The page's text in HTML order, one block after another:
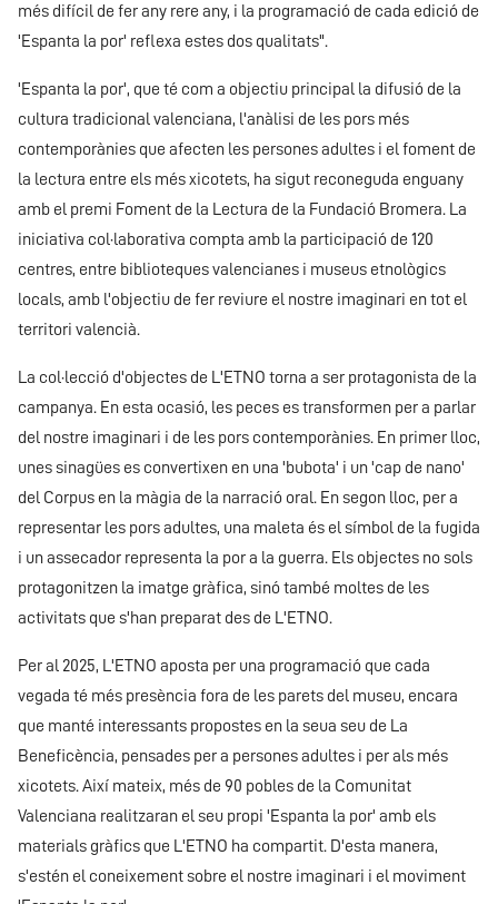
més difícil de fer any rere any, i la programació de cada edició de
'Espanta la por' reflexa estes dos qualitats".
'Espanta la por', que té com a objectiu principal la difusió de la
cultura tradicional valenciana, l'anàlisi de les pors més
contemporànies que afecten les persones adultes i el foment de
la lectura entre els més xicotets, ha sigut reconeguda enguany
amb el premi Foment de la Lectura de la Fundació Bromera. La
iniciativa col·laborativa compta amb la participació de 120
centres, entre biblioteques valencianes i museus etnològics
locals, amb l'objectiu de fer reviure el nostre imaginari en tot el
territori valencià.
La col·lecció d'objectes de L'ETNO torna a ser protagonista de la
campanya. En esta ocasió, les peces es transformen per a parlar
del nostre imaginari i de les pors contemporànies. En primer lloc,
unes sinagües es convertixen en una 'bubota' i un 'cap de nano'
del Corpus en la màgia de la narració oral. En segon lloc, per a
representar les pors adultes, una maleta és el símbol de la fugida
i un assecador representa la por a la guerra. Els objectes no sols
protagonitzen la imatge gràfica, sinó també moltes de les
activitats que s'han preparat des de L'ETNO.
Per al 2025, L'ETNO aposta per una programació que cada
vegada té més presència fora de les parets del museu, encara
que manté interessants propostes en la seua seu de La
Beneficència, pensades per a persones adultes i per als més
xicotets. Així mateix, més de 90 pobles de la Comunitat
Valenciana realitzaran el seu propi 'Espanta la por' amb els
materials gràfics que L'ETNO ha compartit. D'esta manera,
s'estén el coneixement sobre el nostre imaginari i el moviment